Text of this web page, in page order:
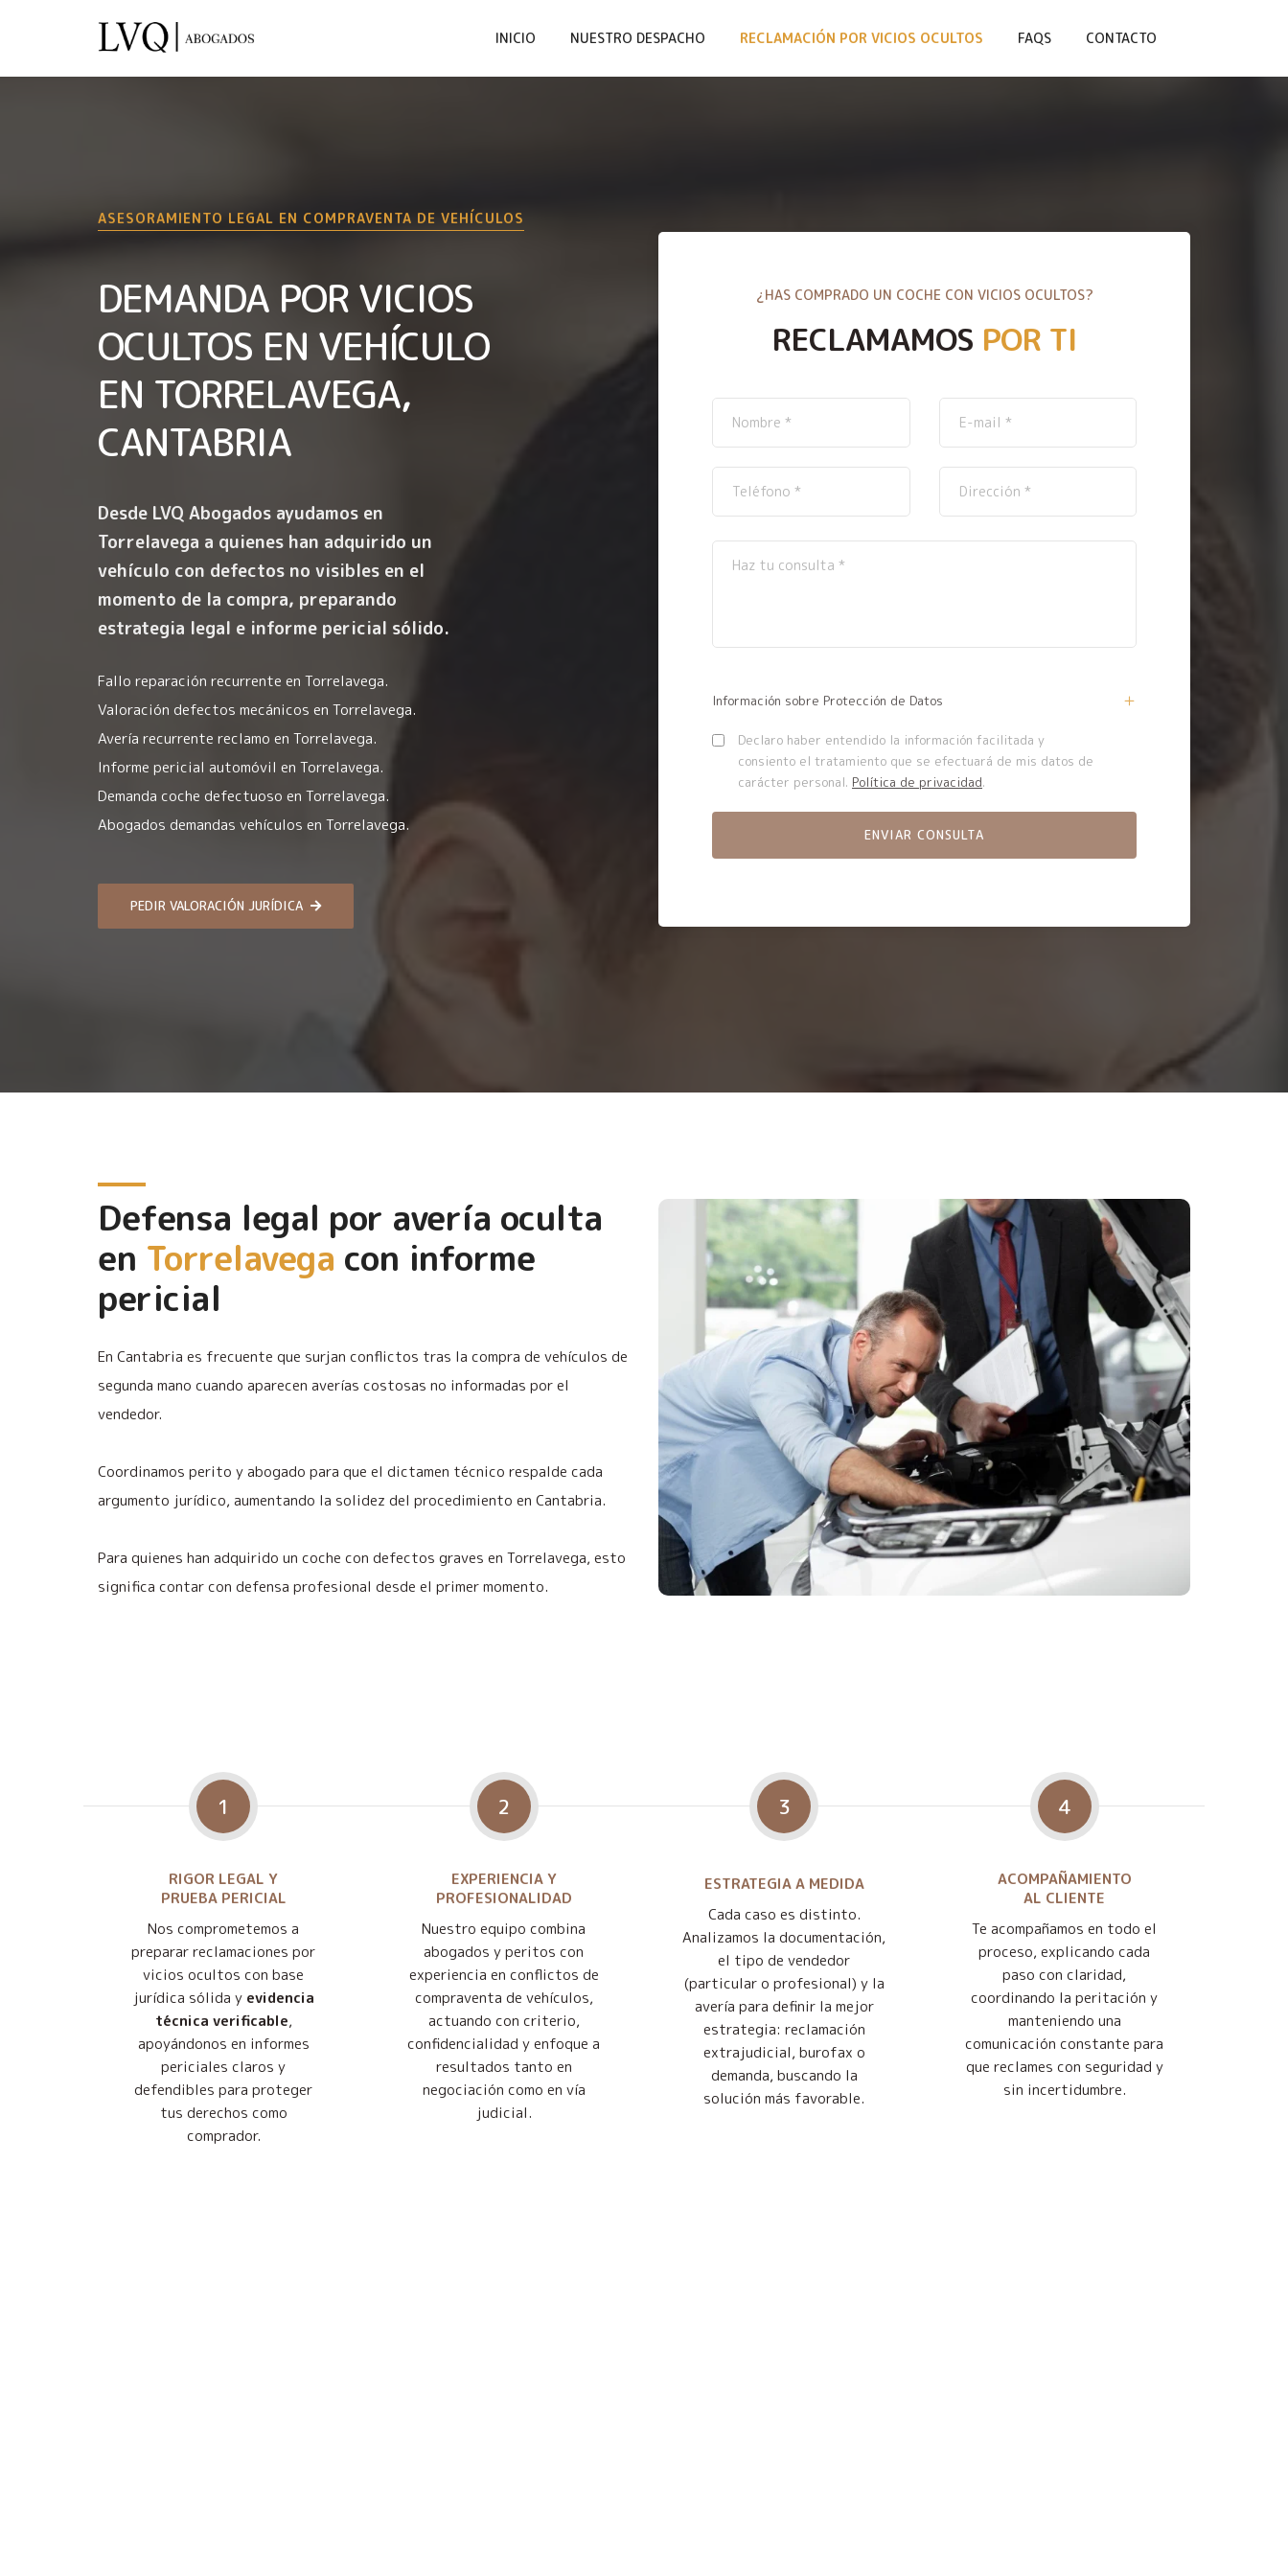
INICIO NUESTRO DESPACHO RECLAMACIÓN POR VICIOS OCULTOS FAQS CONTACTO
ASESORAMIENTO LEGAL EN COMPRAVENTA DE VEHÍCULOS
DEMANDA POR VICIOS
OCULTOS EN VEHÍCULO
EN TORRELAVEGA,
CANTABRIA
Desde LVQ Abogados ayudamos en
Torrelavega a quienes han adquirido un
vehículo con defectos no visibles en el
momento de la compra, preparando
estrategia legal e informe pericial sólido.
Fallo reparación recurrente en Torrelavega.
Valoración defectos mecánicos en Torrelavega.
Avería recurrente reclamo en Torrelavega.
Informe pericial automóvil en Torrelavega.
Demanda coche defectuoso en Torrelavega.
Abogados demandas vehículos en Torrelavega.
PEDIR VALORACIÓN JURÍDICA
¿HAS COMPRADO UN COCHE CON VICIOS OCULTOS?
RECLAMAMOS POR TI
Información sobre Protección de Datos
Declaro haber entendido la información facilitada y
consiento el tratamiento que se efectuará de mis datos de
carácter personal. Política de privacidad.
Defensa legal por avería oculta
en Torrelavega con informe
pericial
En Cantabria es frecuente que surjan conflictos tras la compra de vehículos de
segunda mano cuando aparecen averías costosas no informadas por el
vendedor.
Coordinamos perito y abogado para que el dictamen técnico respalde cada
argumento jurídico, aumentando la solidez del procedimiento en Cantabria.
Para quienes han adquirido un coche con defectos graves en Torrelavega, esto
significa contar con defensa profesional desde el primer momento.
1
RIGOR LEGAL Y
PRUEBA PERICIAL
Nos comprometemos a
preparar reclamaciones por
vicios ocultos con base
jurídica sólida y evidencia
técnica verificable,
apoyándonos en informes
periciales claros y
defendibles para proteger
tus derechos como
comprador.
2
EXPERIENCIA Y
PROFESIONALIDAD
Nuestro equipo combina
abogados y peritos con
experiencia en conflictos de
compraventa de vehículos,
actuando con criterio,
confidencialidad y enfoque a
resultados tanto en
negociación como en vía
judicial.
3
ESTRATEGIA A MEDIDA
Cada caso es distinto.
Analizamos la documentación,
el tipo de vendedor
(particular o profesional) y la
avería para definir la mejor
estrategia: reclamación
extrajudicial, burofax o
demanda, buscando la
solución más favorable.
4
ACOMPAÑAMIENTO
AL CLIENTE
Te acompañamos en todo el
proceso, explicando cada
paso con claridad,
coordinando la peritación y
manteniendo una
comunicación constante para
que reclames con seguridad y
sin incertidumbre.